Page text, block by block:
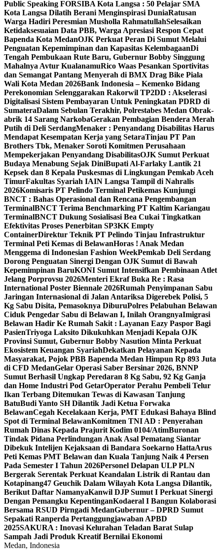
Public Speaking FORSIBA Kota Langsa : 50 Pelajar SMA
Kota Langsa Dilatih Berani Menginspirasi DuniaRatusan
Warga Hadiri Peresmian Musholla RahmatullahSelesaikan
Ketidaksesuaian Data PBB, Warga Apresiasi Respon Cepat
Bapenda Kota MedanOJK Perkuat Peran Di Sumut Melalui
Penguatan Kepemimpinan dan Kapasitas KelembagaanDi
Tengah Pembukaan Rute Baru, Gubernur Bobby Singgung
Mahalnya Avtur KualanamuRico Waas Pesankan Sportivitas
dan Semangat Pantang Menyerah di BMX Drag Bike Piala
Wali Kota Medan 2026Bank Indonesia – Kemenko Bidang
Perekonomian Selenggarakan Rakorwil TP2DD : Akselerasi
Digitalisasi Sistem Pembayaran Untuk Peningkatan PDRD di
SumateraDalam Sebulan Terakhir, Polrestabes Medan Obrak-
abrik 14 Sarang NarkobaGerakan Pembagian Bendera Merah
Putih di Deli SerdangMenaker : Penyandang Disabilitas Harus
Mendapat Kesempatan Kerja yang SetaraTinjau PT Pan
Brothers Tbk, Menaker Soroti Komitmen Perusahaan
Mempekerjakan Penyandang DisabilitasOJK Sumut Perkuat
Budaya Menabung Sejak DiniBupati Al-Farlaky Lantik 21
Kepsek dan 8 Kepala Puskesmas di Lingkungan Pemkab Aceh
TimurFakultas Syariah IAIN Langsa Tampil di Nahralis
2026Komisaris PT Pelindo Terminal Petikemas Kunjungi
BNCT : Bahas Operasional dan Rencana Pengembangan
TerminalBNCT Terima Benchmarking PT Kaltim Kariangau
TerminalBNCT Dukung Sosialisasi Bea Cukai Tingkatkan
Efektivitas Proses Penerbitan SP3KK Empty
ContainerDirektur Teknik PT Pelindo Tinjau Infrastruktur
Terminal Peti Kemas di BelawanHoras ! Anak Medan
Menggema di Indonesian Fashion WeekPemkab Deli Serdang
Dorong Penguatan Sinergi Dengan OJK Sumut di Bawah
Kepemimpinan BaruKONI Sumut Intensifkan Pembinaan Atlet
Jelang Porprovsu 2026Menteri Ekraf Buka Re : Rasa
International Poster Biennale 2026Rumah Penyimpanan Sabu
Jaringan Internasional di Jalan Antariksa Digerebek Polisi, 5
Kg Sabu Disita, Pemasoknya DiburuPolres Pelabuhan Belawan
Ciduk Pengedar Sabu di Belawan I, Inilah OrangnyaImigrasi
Belawan Hadir Ke Rumah Sakit : Layanan Eazy Paspor Bagi
PasienTriyoga Laksito Dikukuhkan Menjadi Kepala OJK
Provinsi Sumut, Gubernur Bobby Nasution Minta Perkuat
Ekosistem Keuangan SyariahDekatkan Pelayanan Kepada
Masyarakat, Pojok PBB Bapenda Medan Himpun Rp 893 Juta
di CFD MedanGelar Operasi Saber Bersinar 2026, BNNP
Sumut Berhasil Ungkap Peredaran 8 Kg Sabu, 92 Kg Ganja
dan Home Industri Pod Getar‎‎Operator Perahu Pembeli Telur
Ikan Terbang Ditemukan Tewas di Kawasan Tanjung
BatuBudi Yanto SH Dilantik Jadi Ketua Forwaka
BelawanCegah Kecelakaan Kerja, PMT Edukasi Bahaya Blind
Spot di Terminal BelawanKomitmen TNI AD : Penyerahan
Rumah Dinas Kepada Prajurit Kodim 0104/AtimBuronan
Tindak Pidana Perlindungan Anak Asal Pematang Siantar
Dibekuk Intelijen Kejaksaan di Bandara Soekarno HattaArus
Peti Kemas PMT Belawan dan Kuala Tanjung Naik 4 Persen
Pada Semester I Tahun 2026Personel Delapan ULP PLN
Bergerak Serentak Perkuat Keandalan Listrik di Rantau dan
Kotapinang47 Geuchik Dalam Wilayah Kota Langsa Dilantik,
Berikut Daftar NamanyaKanwil DJP Sumut I Perkuat Sinergi
Dengan Pemangku KepentinganKodaeral I Bangun Kolaborasi
Bersama RSUD Pirngadi MedanGubernur – DPRD Sumut
Sepakati Ranperda Pertanggungjawaban APBD
2025SAKURA : Inovasi Kelurahan Teladan Barat Sulap
Sampah Jadi Produk Kreatif Bernilai Ekonomi
Medan, Indonesia